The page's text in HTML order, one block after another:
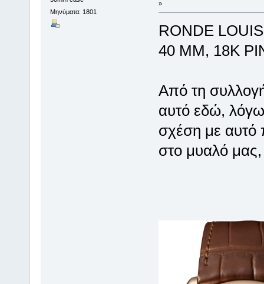
Μηνύματα: 1801
»
RONDE
40 MM, 18K
Από τη
αυτό εδώ, λόγω
σχέση με αυτό
στο μυαλό